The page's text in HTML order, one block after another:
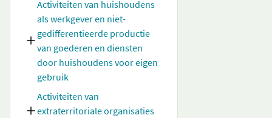
Activiteiten van huishoudens
als werkgever en niet-
gedifferentieerde productie
van goederen en diensten
door huishoudens voor eigen
gebruik
Activiteiten van
extraterritoriale organisaties